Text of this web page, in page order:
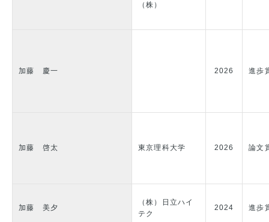
（株）
加藤 慶一 2026 進歩
加藤 啓太 東京理科大学 2026 論文
加藤 美夕
（株）日立ハイ
テク
2024 進歩